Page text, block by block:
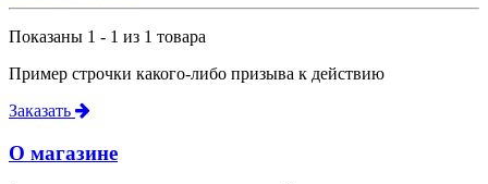
Показаны 1 - 1 из 1 товара
Пример строчки какого-либо призыва к действию
Заказать
О магазине